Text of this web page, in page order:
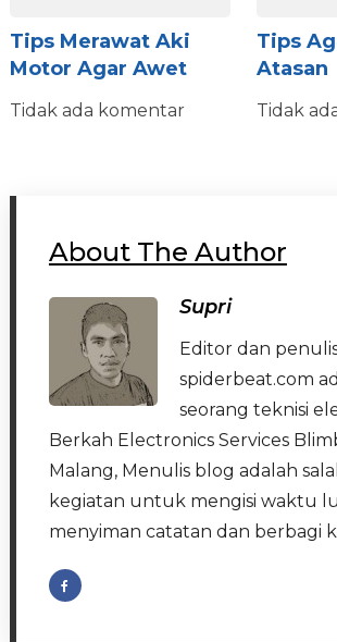
Tips Merawat Aki
Motor Agar Awet
Tidak ada komentar
Tips
Atasan
Tidak
About The Author
Supri
Editor dan
spiderbeat.com
seorang teknisi
Berkah Electronics Services
Malang, Menulis blog adalah
kegiatan untuk mengisi waktu
menyiman catatan dan berbagi